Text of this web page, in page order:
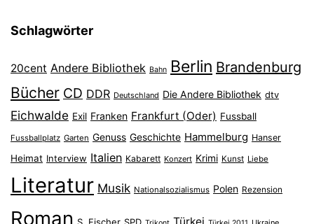
Schlagwörter
20cent Andere Bibliothek Bahn Berlin Brandenburg
Bücher CD DDR Deutschland Die Andere Bibliothek dtv
Eichwalde Exil Franken Frankfurt (Oder) Fussball
Fussballplatz Garten Genuss Geschichte Hammelburg Hanser
Heimat Interview Italien Kabarett Konzert Krimi Kunst Liebe
Literatur Musik Nationalsozialismus Polen Rezension
Roman